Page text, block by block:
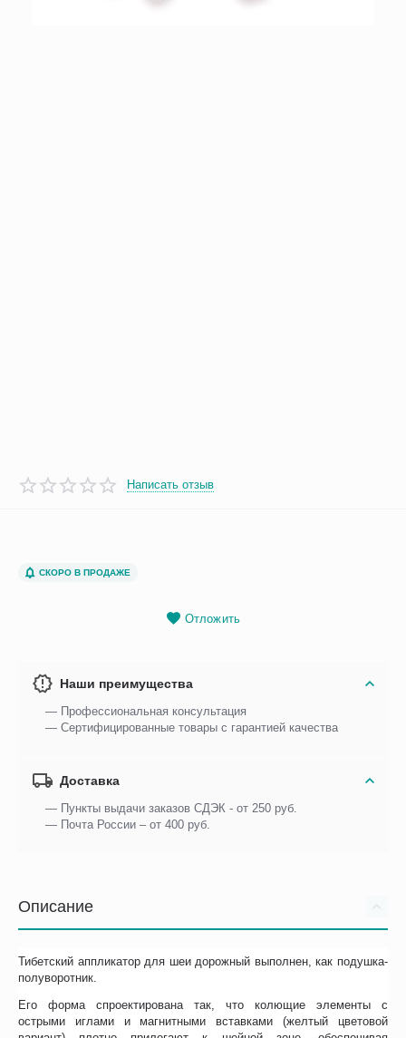
Написать отзыв
СКОРО В ПРОДАЖЕ
Отложить
Наши преимущества
— Профессиональная консультация
— Сертифицированные товары с гарантией качества
Доставка
— Пункты выдачи заказов СДЭК - от 250 руб.
— Почта России – от 400 руб.
Описание
Тибетский аппликатор для шеи дорожный выполнен, как подушка-
полуворотник.
Его форма спроектирована так, что колющие элементы с
острыми иглами и магнитными вставками (желтый цветовой